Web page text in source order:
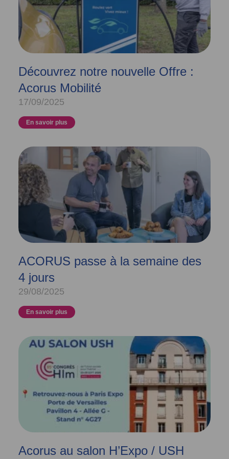
Découvrez notre nouvelle Offre :
Acorus Mobilité
17/09/2025
En savoir plus
ACORUS passe à la semaine des
4 jours
29/08/2025
En savoir plus
Acorus au salon H’Expo / USH